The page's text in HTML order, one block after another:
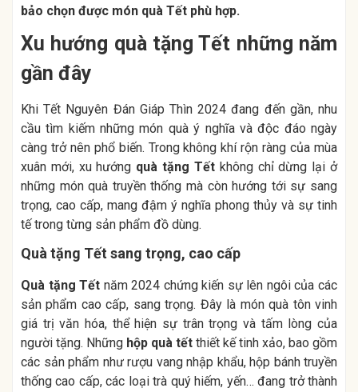
bảo chọn được món quà Tết phù hợp.
Xu hướng quà tặng Tết những năm
gần đây
Khi Tết Nguyên Đán Giáp Thìn 2024 đang đến gần, nhu
cầu tìm kiếm những món quà ý nghĩa và độc đáo ngày
càng trở nên phổ biến. Trong không khí rộn ràng của mùa
xuân mới, xu hướng quà tặng Tếtkhông chỉ dừng lại ở
những món quà truyền thống mà còn hướng tới sự sang
trọng, cao cấp, mang đậm ý nghĩa phong thủy và sự tinh
tế trong từng sản phẩm đồ dùng.
Quà tặng Tết sang trọng, cao cấp
Quà tặng Tết năm 2024 chứng kiến sự lên ngôi của các
sản phẩm cao cấp, sang trọng. Đây là món quà tôn vinh
giá trị văn hóa, thể hiện sự trân trọng và tấm lòng của
người tặng. Những hộp quà tết thiết kế tinh xảo, bao gồm
các sản phẩm như rượu vang nhập khẩu, hộp bánh truyền
thống cao cấp, các loại trà quý hiếm, yến… đang trở thành